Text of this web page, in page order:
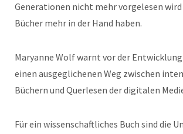
Generationen nicht mehr vorgelesen wird
Bücher mehr in der Hand haben.
Maryanne Wolf warnt vor der
einen ausgeglichenen Weg zwischen
Büchern und Querlesen der digitalen
Für ein wissenschaftliches Buch sind die